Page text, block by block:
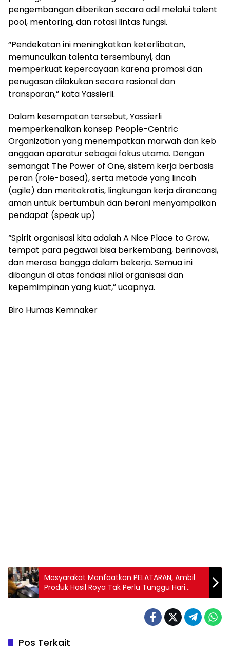
pengembangan diberikan secara adil melalui talent
pool, mentoring, dan rotasi lintas fungsi.
“Pendekatan ini meningkatkan keterlibatan,
memunculkan talenta tersembunyi, dan
memperkuat kepercayaan karena promosi dan
penugasan dilakukan secara rasional dan
transparan,” kata Yassierli.
Dalam kesempatan tersebut, Yassierli
memperkenalkan konsep People-Centric
Organization yang menempatkan marwah dan keb
anggaan aparatur sebagai fokus utama. Dengan
semangat The Power of One, sistem kerja berbasis
peran (role-based), serta metode yang lincah
(agile) dan meritokratis, lingkungan kerja dirancang
aman untuk bertumbuh dan berani menyampaikan
pendapat (speak up)
“Spirit organisasi kita adalah A Nice Place to Grow,
tempat para pegawai bisa berkembang, berinovasi,
dan merasa bangga dalam bekerja. Semua ini
dibangun di atas fondasi nilai organisasi dan
kepemimpinan yang kuat,” ucapnya.
Biro Humas Kemnaker
Masyarakat Manfaatkan PELATARAN, Ambil
Produk Hasil Roya Tak Perlu Tunggu Hari
Kerja
Pos Terkait